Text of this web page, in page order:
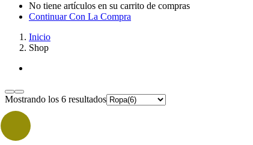
No tiene artículos en su carrito de compras
Continuar Con La Compra
Inicio
Shop
Mostrando los 6 resultados